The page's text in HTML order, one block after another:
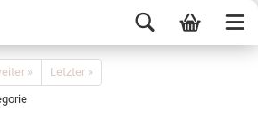
»
Letzter »